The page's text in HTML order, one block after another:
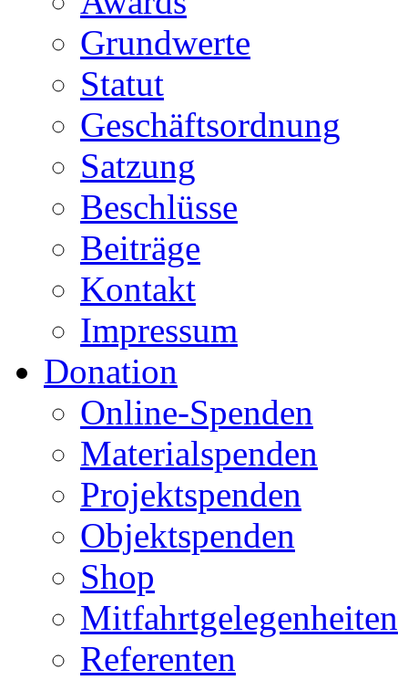
Grundwerte
Statut
Geschäftsordnung
Satzung
Beschlüsse
Beiträge
Kontakt
Impressum
Donation
Online-Spenden
Materialspenden
Projektspenden
Objektspenden
Shop
Mitfahrtgelegenheiten
Referenten